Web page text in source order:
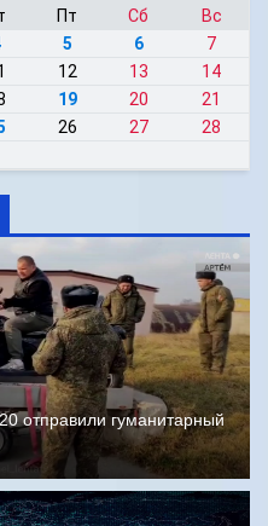
Пт Сб
Вс
5 6
7
12 13
14
19 20
21
26 27
28
отправили гуманитарный